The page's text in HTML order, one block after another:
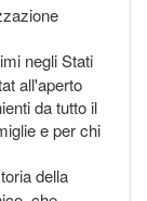
negli Stati
all'aperto
da tutto il
e per chi
della